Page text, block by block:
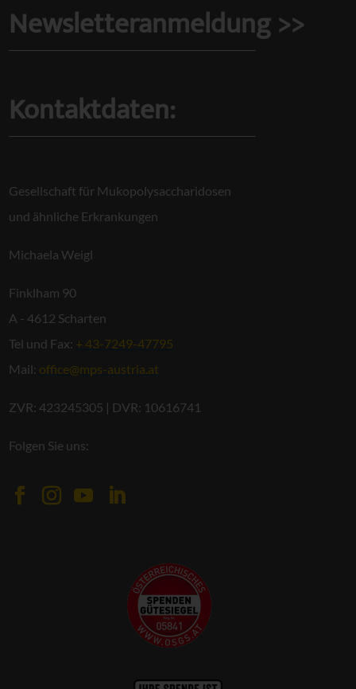
Newsletteranmeldung >>
Kontaktdaten:
Gesellschaft für Mukopolysaccharidosen
und ähnliche Erkrankungen
Michaela Weigl
Finklham 90
A - 4612 Scharten
Tel und Fax: + 43-7249-47795
Mail: office@mps-austria.at
ZVR: 423245305 | DVR: 10616741
Folgen Sie uns: